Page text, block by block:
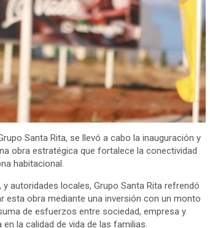
Santa Rita, se llevó a cabo la inauguración y
obra estratégica que fortalece la conectividad
habitacional.
autoridades locales, Grupo Santa Rita refrendó
obra mediante una inversión con un monto
de esfuerzos entre sociedad, empresa y
la calidad de vida de las familias.